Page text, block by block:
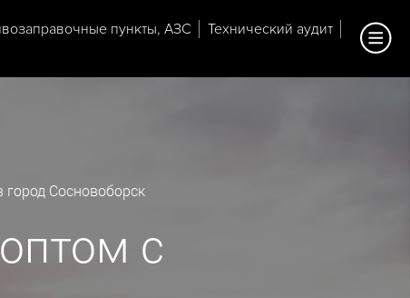
пункты, АЗС
Технический аудит
Сосновоборск
с